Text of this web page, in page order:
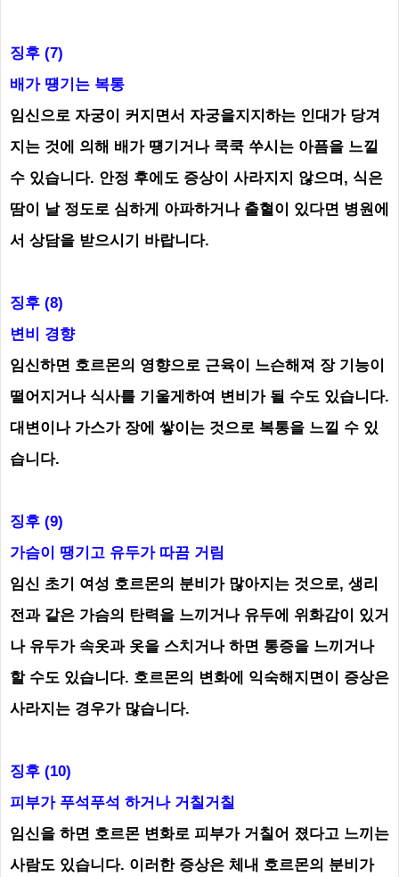
징후 (7)
배가 떙기는 복통
임신으로 자궁이 커지면서 자궁을지지하는 인대가 당겨
지는 것에 의해 배가 떙기거나 쿡쿡 쑤시는 아픔을 느낄
수 있습니다. 안정 후에도 증상이 사라지지 않으며, 식은
땀이 날 정도로 심하게 아파하거나 출혈이 있다면 병원에
서 상담을 받으시기 바랍니다.
징후 (8)
변비 경향
임신하면 호르몬의 영향으로 근육이 느슨해져 장 기능이
떨어지거나 식사를 기울게하여 변비가 될 수도 있습니다.
대변이나 가스가 장에 쌓이는 것으로 복통을 느낄 수 있
습니다.
징후 (9)
가슴이 땡기고 유두가 따끔 거림
임신 초기 여성 호르몬의 분비가 많아지는 것으로, 생리
전과 같은 가슴의 탄력을 느끼거나 유두에 위화감이 있거
나 유두가 속옷과 옷을 스치거나 하면 통증을 느끼거나
할 수도 있습니다. 호르몬의 변화에 ​​익숙해지면이 증상은
사라지는 경우가 많습니다.
징후 (10)
피부가 푸석푸석 하거나 거칠거칠
임신을 하면 호르몬 변화로 피부가 거칠어 졌다고 느끼는
사람도 있습니다. 이러한 증상은 체내 호르몬의 분비가